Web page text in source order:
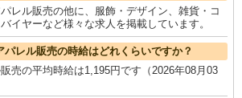
レル販売の他に、服飾・デザイン、雑貨・コ
イヤーなど様々な求人を掲載しています。
パレル販売の時給はどれくらいですか？
売の平均時給は1,195円です（2026年08月03